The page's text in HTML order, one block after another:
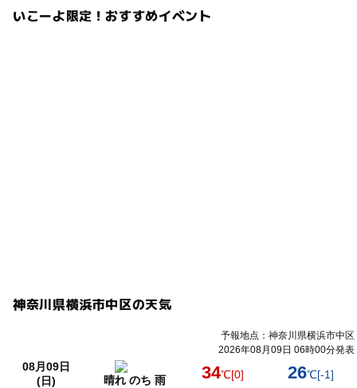
いこーよ限定！おすすめイベント
神奈川県横浜市中区の天気
予報地点：神奈川県横浜市中区
2026年08月09日 06時00分発表
08月09日
(日)
晴れ のち 雨 34℃[0] 26℃[-1]